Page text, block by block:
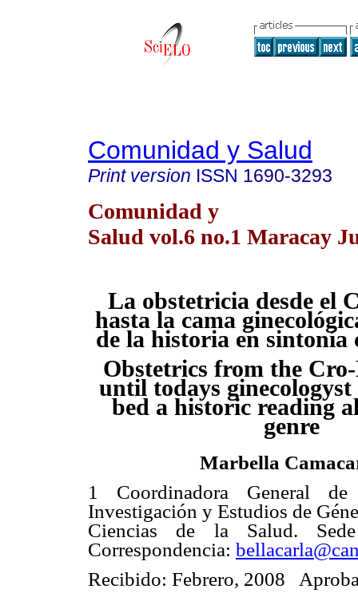
Comunidad y Salud
Print version ISSN 1690-3293
Comunidad y
Salud vol.6 no.1 Maracay
La obstetricia desde el
hasta la cama
de la historia en sintonía
Obstetrics from the
until todays
bed a historic reading
genre
Marbella
1 Coordinadora General
Investigación y Estudios de
Ciencias de la Salud.
Correspondencia:
Recibido: Febrero, 2008